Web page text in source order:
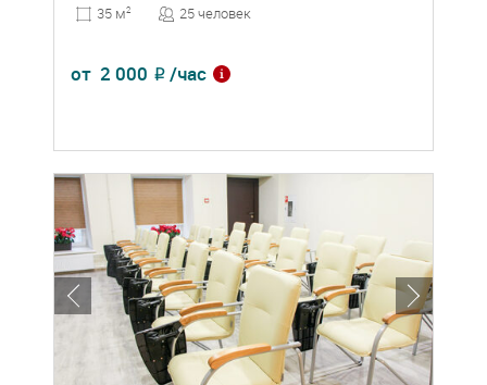
35 м2 25 человек
от 2 000 ₽ /час